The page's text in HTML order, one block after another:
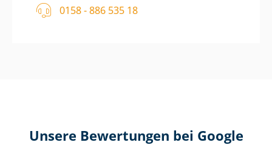
0158 - 886 535 18
Unsere Bewertungen bei Google